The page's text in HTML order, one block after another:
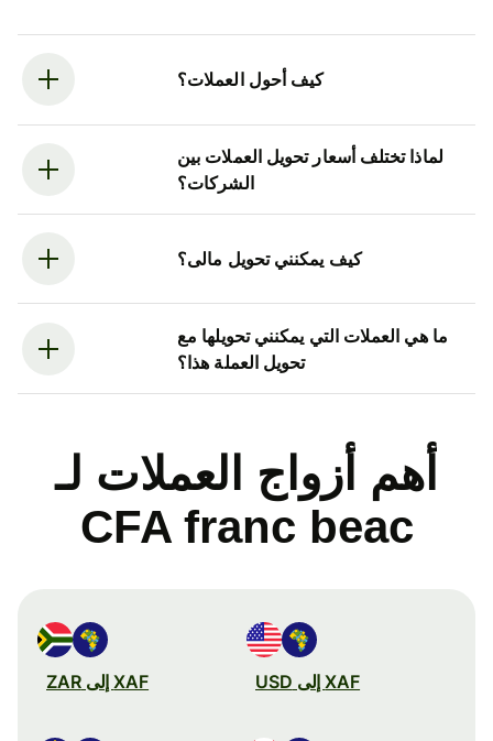
كيف أحول العملات؟
لماذا تختلف أسعار تحويل العملات بين
الشركات؟
كيف يمكنني تحويل مالى؟
ما هي العملات التي يمكنني تحويلها مع
تحويل العملة هذا؟
أهم أزواج العملات لـ
CFA franc beac
XAF إلى USD XAF إلى ZAR